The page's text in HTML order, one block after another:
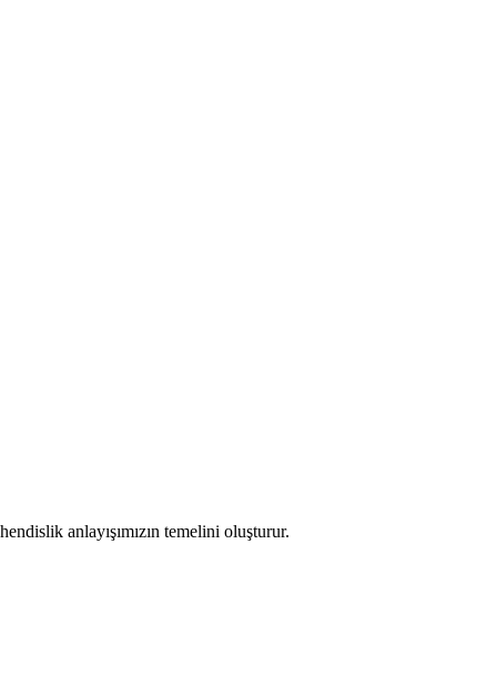
anlayışımızın temelini oluşturur.